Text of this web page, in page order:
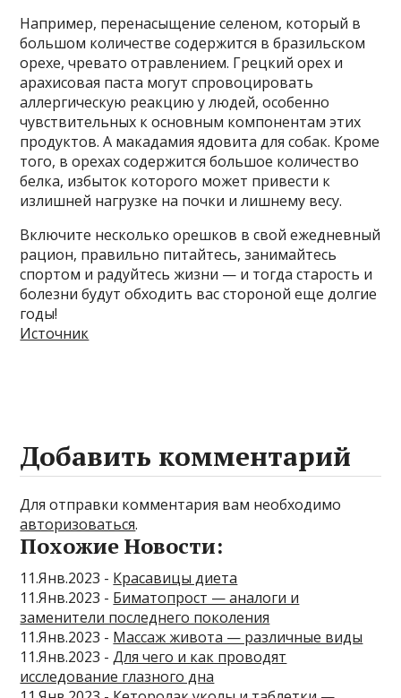
Например, перенасыщение селеном, который в
большом количестве содержится в бразильском
орехе, чревато отравлением. Грецкий орех и
арахисовая паста могут спровоцировать
аллергическую реакцию у людей, особенно
чувствительных к основным компонентам этих
продуктов. А макадамия ядовита для собак. Кроме
того, в орехах содержится большое количество
белка, избыток которого может привести к
излишней нагрузке на почки и лишнему весу.
Включите несколько орешков в свой ежедневный
рацион, правильно питайтесь, занимайтесь
спортом и радуйтесь жизни — и тогда старость и
болезни будут обходить вас стороной еще долгие
годы!
Источник
Добавить комментарий
Для отправки комментария вам необходимо
авторизоваться.
Похожие Новости:
11.Янв.2023 - Красавицы диета
11.Янв.2023 - Биматопрост — аналоги и
заменители последнего поколения
11.Янв.2023 - Массаж живота — различные виды
11.Янв.2023 -Для чего и как проводят
исследование глазного дна